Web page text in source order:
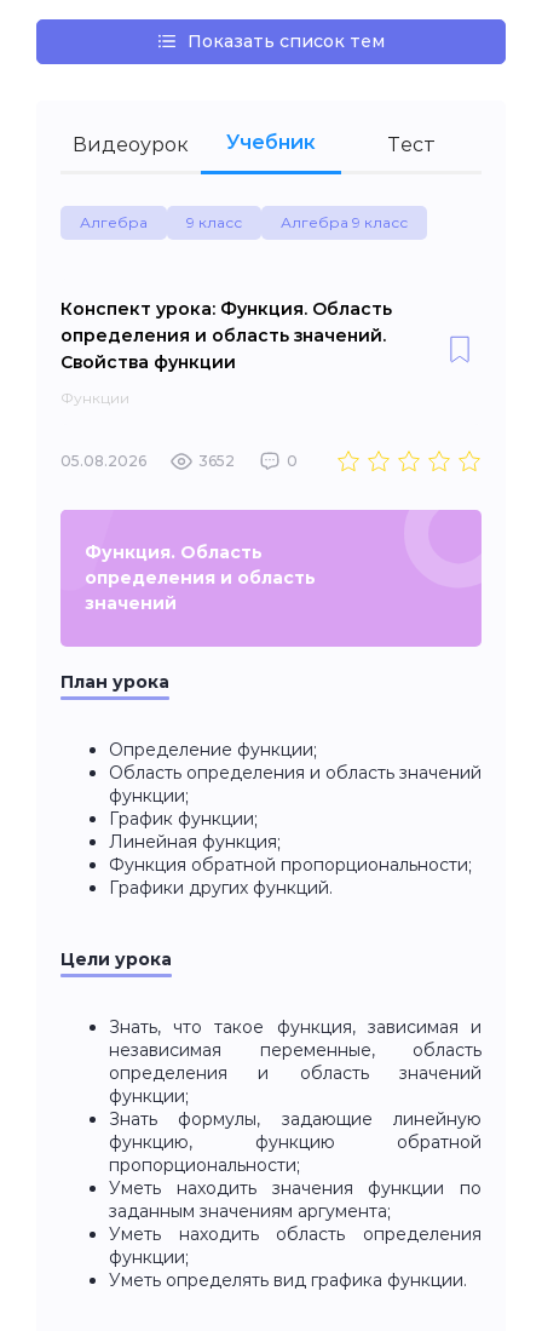
Показать список тем
Видеоурок Учебник Тест
Алгебра 9 класс Алгебра 9 класс
Конспект урока: Функция. Область
определения и область значений.
Свойства функции
Функции
05.08.2026 3652 0
Функция. Область
определения и область
значений
План урока
Определение функции;
Область определения и область значений
функции;
График функции;
Линейная функция;
Функция обратной пропорциональности;
Графики других функций.
Цели урока
Знать, что такое функция, зависимая и
независимая переменные, область
определения и область значений
функции;
Знать формулы, задающие линейную
функцию, функцию обратной
пропорциональности;
Уметь находить значения функции по
заданным значениям аргумента;
Уметь находить область определения
функции;
Уметь определять вид графика функции.